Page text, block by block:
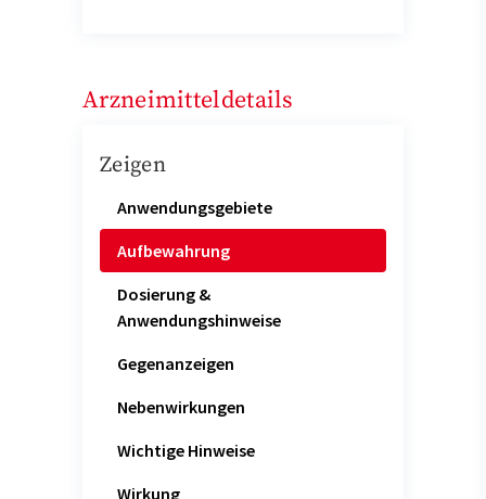
Arzneimitteldetails
Zeigen
Anwendungsgebiete
Aufbewahrung
Dosierung &
Anwendungshinweise
Gegenanzeigen
Nebenwirkungen
Wichtige Hinweise
Wirkung